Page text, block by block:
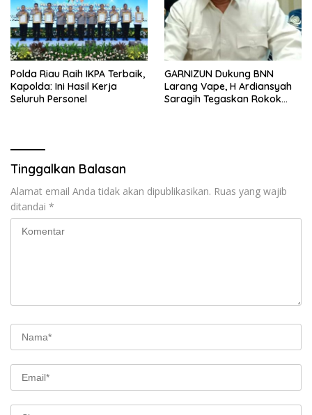
Polda Riau Raih IKPA Terbaik,
Kapolda: Ini Hasil Kerja
Seluruh Personel
GARNIZUN Dukung BNN
Larang Vape, H Ardiansyah
Saragih Tegaskan Rokok
Tinggalkan Balasan
Alamat email Anda tidak akan dipublikasikan. Ruas yang wajib
ditandai *